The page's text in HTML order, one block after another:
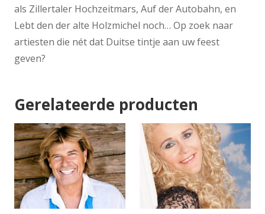
als Zillertaler Hochzeitmars, Auf der Autobahn, en
Lebt den der alte Holzmichel noch… Op zoek naar
artiesten die nét dat Duitse tintje aan uw feest
geven?
Gerelateerde producten